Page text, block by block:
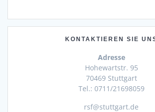
KONTAKTIEREN SIE
Adresse
Hohewartstr. 95
70469 Stuttgart
Tel.: 0711/21698059
rsf@stuttgart.de